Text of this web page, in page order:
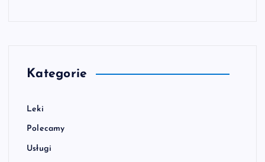
Kategorie
Leki
Polecamy
Usługi